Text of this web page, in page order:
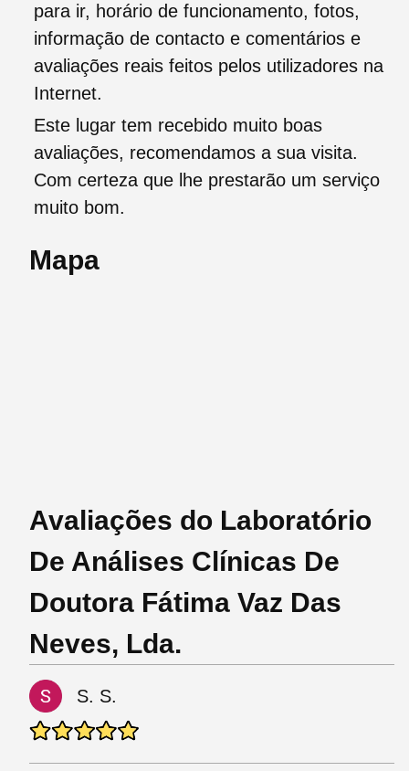
para ir, horário de funcionamento, fotos,
informação de contacto e comentários e
avaliações reais feitos pelos utilizadores na
Internet.
Este lugar tem recebido muito boas
avaliações, recomendamos a sua visita.
Com certeza que lhe prestarão um serviço
muito bom.
Mapa
Avaliações do Laboratório
De Análises Clínicas De
Doutora Fátima Vaz Das
Neves, Lda.
S. S.